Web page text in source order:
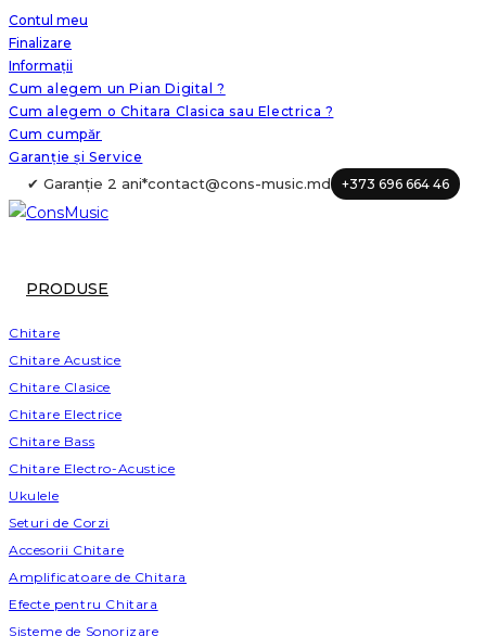
Skip
to
content
Contul meu
Finalizare
Informații
Cum alegem un Pian Digital ?
Cum alegem o Chitara Clasica sau Electrica ?
Cum cumpăr
Garanție și Service
✔ Garanție 2 ani*contact@cons-music.md +373 696 664 46
PRODUSE
Chitare
Chitare Acustice
Chitare Clasice
Chitare Electrice
Chitare Bass
Chitare Electro-Acustice
Ukulele
Seturi de Corzi
Accesorii Chitare
Amplificatoare de Chitara
Efecte pentru Chitara
Sisteme de Sonorizare